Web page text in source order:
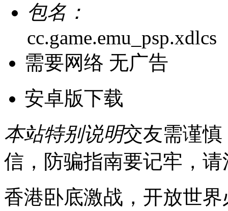
包名：
cc.game.emu_psp.xdlcs
需要网络 无广告
安卓版下载
本站特别说明交友需谨
信，防骗指南要记牢，
香港卧底激战，开放世